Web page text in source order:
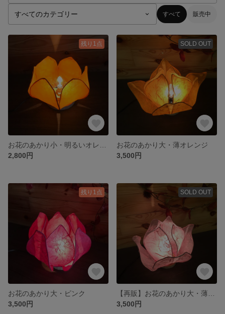
すべて 販売中
残り1点
2,800円
SOLD OUT
お花のあかり大・薄オレンジ
3,500円
残り1点
お花のあかり大・ピンク
3,500円
SOLD OUT
3,500円